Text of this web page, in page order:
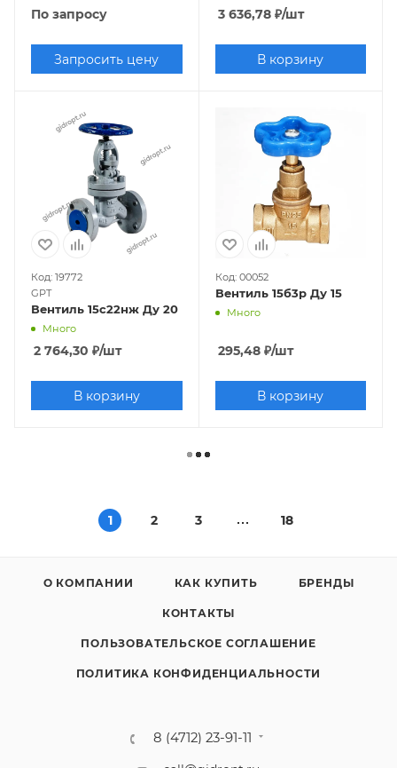
По запросу
Запросить цену
3 636,78₽/шт
В корзину
Код: 19772
GPT
Вентиль 15с22нж Ду 20
Много
2 764,30 ₽/шт
В корзину
Код: 00052
Вентиль 15б3р Ду 15
Много
295,48₽/шт
В корзину
1 2 3 18
О КОМПАНИИ КАК КУПИТЬ БРЕНДЫ
КОНТАКТЫ
ПОЛЬЗОВАТЕЛЬСКОЕ СОГЛАШЕНИЕ
ПОЛИТИКА КОНФИДЕНЦИАЛЬНОСТИ
8 (4712) 23-91-11